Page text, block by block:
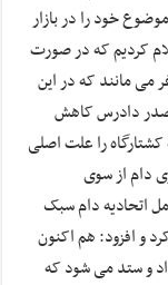
خود را در بازار
کردیم که در صورت
می مانند که در این
دادرس کاهش
کشتارگاه را علت اصلی
دام از سوی
اتحادیه دام سبک
تومان اعلام کرد و افزود: هم اکنون
تا ۵۵ هزار تومان داد و ستد می شود که